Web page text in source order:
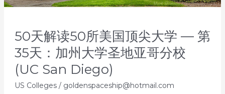
37
加
州
大
学
圣
50天解读50所美国顶尖大学 — 第
35天：加州大学圣地亚哥分校
(UC San Diego)
US Colleges/ goldenspaceship@hotmail.com